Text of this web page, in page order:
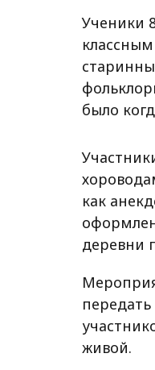
Ученики
было
как
деревни
живой.